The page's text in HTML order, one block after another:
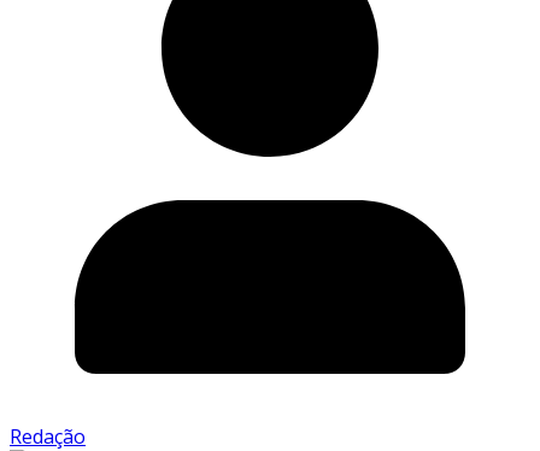
Redação